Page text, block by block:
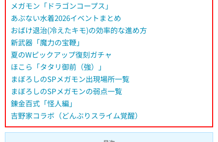
メガモン「ドラゴンコープス」
あぶない水着2026イベントまとめ
おばけ退治(冷えたキモ)の効率的な進め方
新武器「魔力の宝鞭」
夏のWピックアップ復刻ガチャ
ほこら「タタリ御前（強）」
まぼろしのSPメガモン出現場所一覧
まぼろしのSPメガモンの弱点一覧
錬金百式「怪人編」
吉野家コラボ（どんぶりスライム覚醒）